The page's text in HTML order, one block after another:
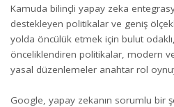
Kamuda bilinçli yapay zeka
destekleyen politikalar ve geniş
yolda öncülük etmek için bulut
önceliklendiren politikalar, modern
yasal düzenlemeler anahtar rol
Google, yapay zekanın sorumlu bir